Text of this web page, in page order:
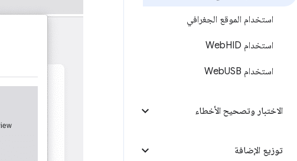
استخدام الموقع الجغرافي
استخدام Web HID
استخدام Web USB
الاختبار وتصحيح الأخطاء
توزيع الإضافة